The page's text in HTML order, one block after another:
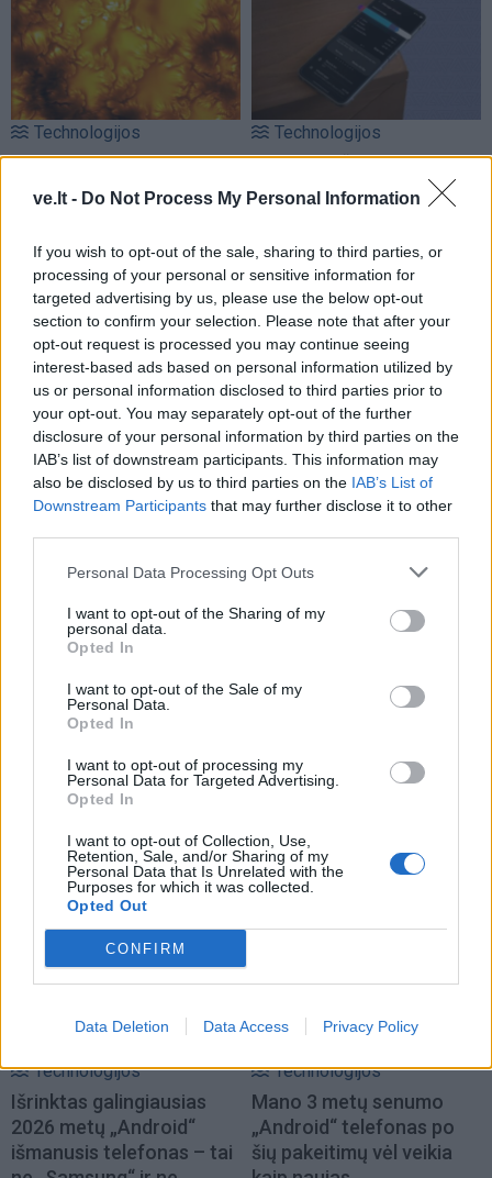
ve.lt - Do Not Process My Personal Information
If you wish to opt-out of the sale, sharing to third parties, or
processing of your personal or sensitive information for
targeted advertising by us, please use the below opt-out
section to confirm your selection. Please note that after your
opt-out request is processed you may continue seeing
interest-based ads based on personal information utilized by
us or personal information disclosed to third parties prior to
your opt-out. You may separately opt-out of the further
disclosure of your personal information by third parties on the
IAB’s list of downstream participants. This information may
also be disclosed by us to third parties on the IAB’s List of
Downstream Participants that may further disclose it to other
Personal Data Processing Opt Outs
I want to opt-out of the Sharing of my
personal data.
Opted In
I want to opt-out of the Sale of my
Personal Data.
Opted In
I want to opt-out of processing my
Personal Data for Targeted Advertising.
Opted In
I want to opt-out of Collection, Use,
Retention, Sale, and/or Sharing of my
Personal Data that Is Unrelated with the
Purposes for which it was collected.
Opted Out
CONFIRM
Data Deletion Data Access Privacy Policy
Technologijos
Proveržis kosmoso
moksle: galingiausias
paviršiaus kadrus
Technologijos
„Samsung“ telefonuose
rasta galimybė atgauti iki
Technologijos
Vartotojai išrinko
geriausius 2026 metų
„Android“ telefonus:
Technologijos
Lietuviško ginklo
evoliucija: Vilnius pristatė
žvalgybinį droną,
medžiotojų“
Technologijos
Kodėl seni „iPhone“ veikia
greičiau už daugelį naujų
„Android“ išmaniųjų
telefonų
Technologijos
atlikti „Android“ telefono
įjungimo mygtukas (be
įprasto įjungimo)
Technologijos
Išrinktas galingiausias
2026 metų „Android“
išmanusis telefonas – tai
Technologijos
Mano 3 metų senumo
„Android“ telefonas po
šių pakeitimų vėl veikia